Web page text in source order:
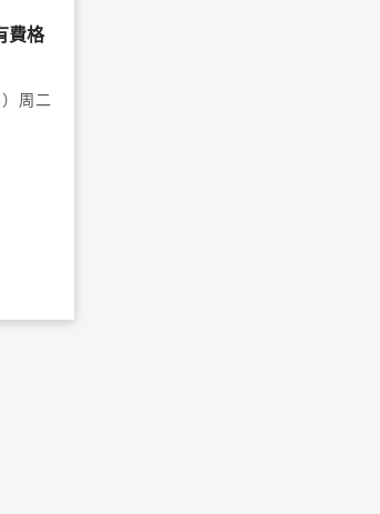
費格
周二